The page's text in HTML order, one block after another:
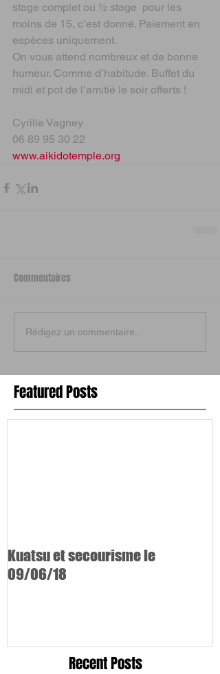
stage complet ou ½ stage  pour les
moins de 15, c’est donné. Paiement en
espèces uniquement.
On vous attend nombreux et de bonne
humeur. Comme d’habitude. Buffet du
midi et pot de l’amitié le soir offerts !
Cyrille Vagney
06 89 95 30 22
www.aikidotemple.org
Commentaires
Rédigez un commentaire...
Featured Posts
Kuatsu et secourisme le
09/06/18
Recent Posts